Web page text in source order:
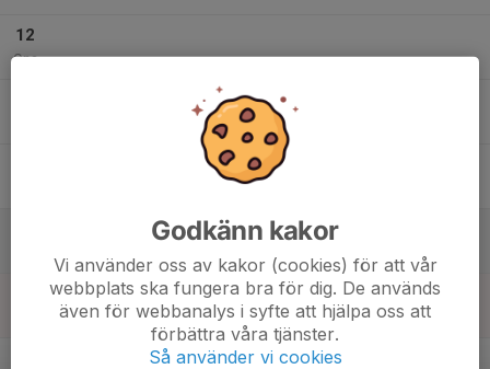
12
Ons
v.34
Godkänn kakor
Vi använder oss av kakor (cookies) för att vår
webbplats ska fungera bra för dig. De används
även för webbanalys i syfte att hjälpa oss att
förbättra våra tjänster.
Så använder vi cookies